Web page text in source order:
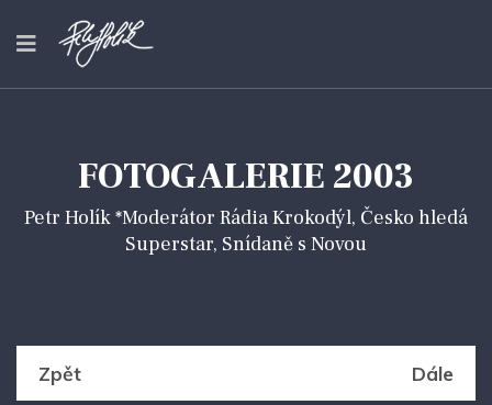
FOTOGALERIE 2003
Petr Holík *Moderátor Rádia Krokodýl, Česko hledá
Superstar, Snídaně s Novou
Zpět Dále